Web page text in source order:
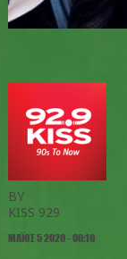
BY
KISS 929
ΜΆΙΟΣ 5 2020 - 00:10